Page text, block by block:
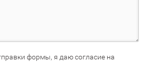
формы, я даю согласие на